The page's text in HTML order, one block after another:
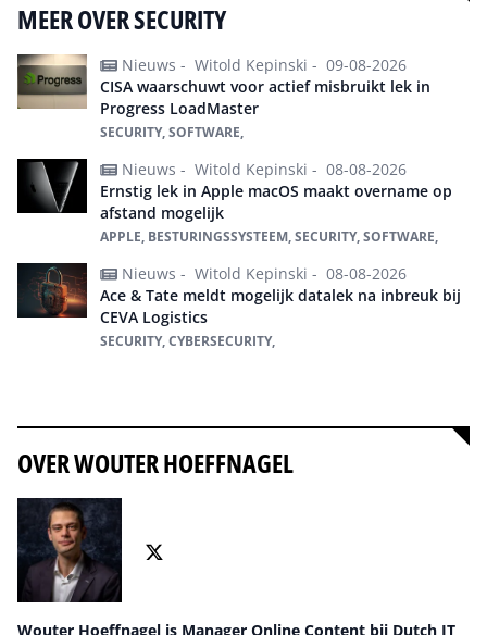
MEER OVER SECURITY
Nieuws - Witold Kepinski - 09-08-2026
CISA waarschuwt voor actief misbruikt lek in
Progress LoadMaster
SECURITY, SOFTWARE,
Nieuws - Witold Kepinski - 08-08-2026
Ernstig lek in Apple macOS maakt overname op
afstand mogelijk
APPLE, BESTURINGSSYSTEEM, SECURITY, SOFTWARE,
Nieuws - Witold Kepinski - 08-08-2026
Ace & Tate meldt mogelijk datalek na inbreuk bij
CEVA Logistics
SECURITY, CYBERSECURITY,
OVER WOUTER HOEFFNAGEL
Wouter Hoeffnagel is Manager Online Content bij Dutch IT